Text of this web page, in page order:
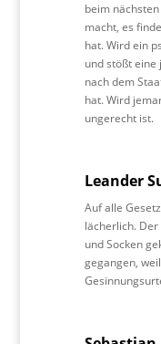
beim
macht, es
hat. Wird ein
und stößt eine
nach dem
hat. Wird
ungerecht ist.
Leander
Auf alle
lächerlich.
und Socken
gegangen,